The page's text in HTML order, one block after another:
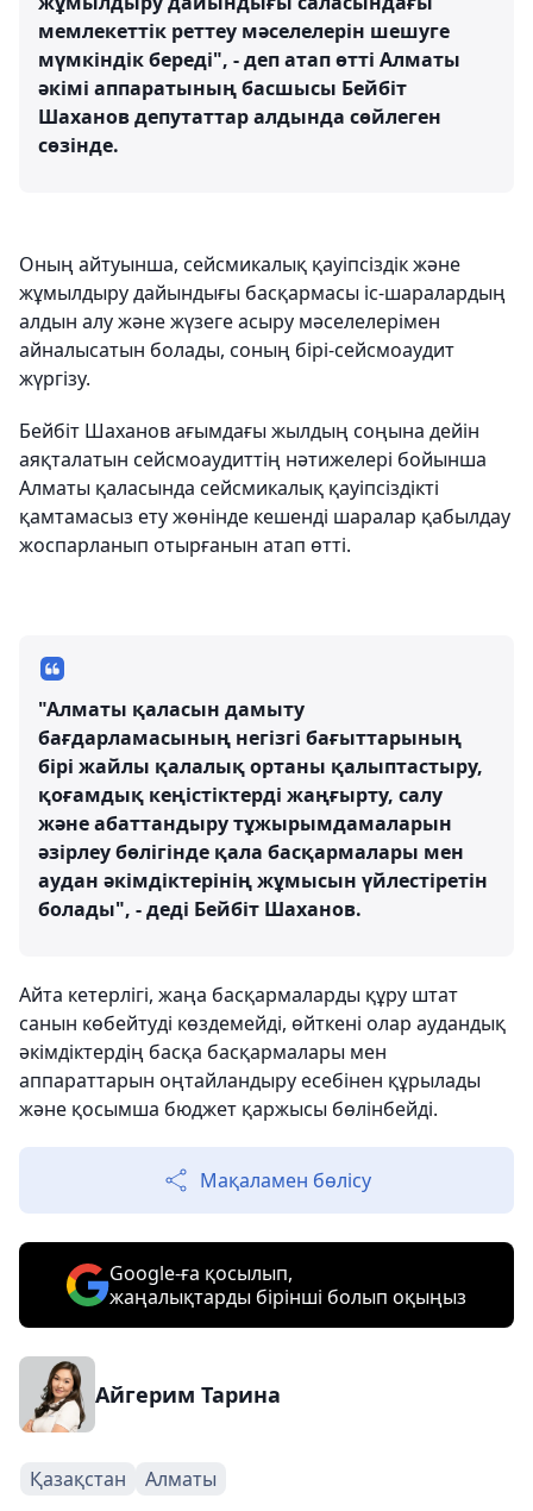
мемлекеттік реттеу мәселелерін шешуге
мүмкіндік береді", - деп атап өтті Алматы
әкімі аппаратының басшысы Бейбіт
Шаханов депутаттар алдында сөйлеген
сөзінде.
Оның айтуынша, сейсмикалық қауіпсіздік және
жұмылдыру дайындығы басқармасы іс-шаралардың
алдын алу және жүзеге асыру мәселелерімен
айналысатын болады, соның бірі-сейсмоаудит
жүргізу.
Бейбіт Шаханов ағымдағы жылдың соңына дейін
аяқталатын сейсмоаудиттің нәтижелері бойынша
Алматы қаласында сейсмикалық қауіпсіздікті
қамтамасыз ету жөнінде кешенді шаралар қабылдау
жоспарланып отырғанын атап өтті.
"Алматы қаласын дамыту
бағдарламасының негізгі бағыттарының
бірі жайлы қалалық ортаны қалыптастыру,
қоғамдық кеңістіктерді жаңғырту, салу
және абаттандыру тұжырымдамаларын
әзірлеу бөлігінде қала басқармалары мен
аудан әкімдіктерінің жұмысын үйлестіретін
болады", - деді Бейбіт Шаханов.
Айта кетерлігі, жаңа басқармаларды құру штат
санын көбейтуді көздемейді, өйткені олар аудандық
әкімдіктердің басқа басқармалары мен
аппараттарын оңтайландыру есебінен құрылады
және қосымша бюджет қаржысы бөлінбейді.
Мақаламен бөлісу
Google-ға қосылып,
жаңалықтарды бірінші болып оқыңыз
Айгерим Тарина
Қазақстан Алматы